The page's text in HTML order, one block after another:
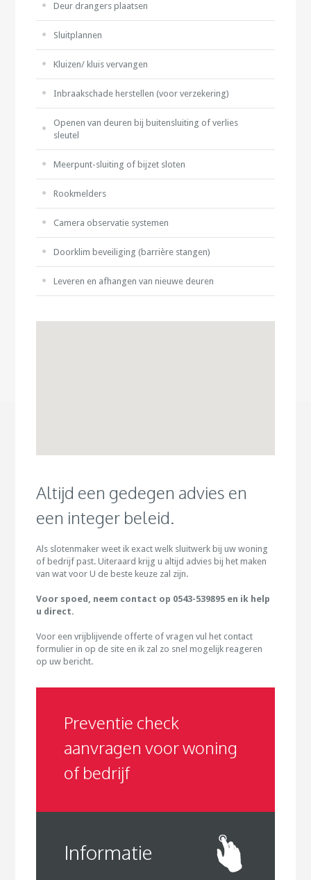
Deur drangers plaatsen
Sluitplannen
Kluizen/ kluis vervangen
Inbraakschade herstellen (voor verzekering)
Openen van deuren bij buitensluiting of verlies
sleutel
Meerpunt-sluiting of bijzet sloten
Rookmelders
Camera observatie systemen
Doorklim beveiliging (barrière stangen)
Leveren en afhangen van nieuwe deuren
Altijd een gedegen advies en
een integer beleid.
Als slotenmaker weet ik exact welk sluitwerk bij uw woning
of bedrijf past. Uiteraard krijg u altijd advies bij het maken
van wat voor U de beste keuze zal zijn.
Voor spoed, neem contact op 0543-539895 en ik help
u direct.
Voor een vrijblijvende offerte of vragen vul het contact
formulier in op de site en ik zal zo snel mogelijk reageren
op uw bericht.
Preventie check
aanvragen voor woning
of bedrijf
Informatie